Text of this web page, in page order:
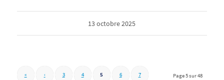
13 octobre 2025
Page 5 sur 48
« ‹ 3 4 5 6 7